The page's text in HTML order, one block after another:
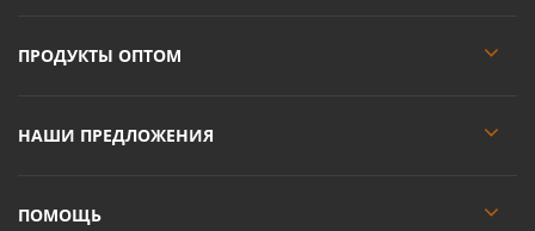
ПРОДУКТЫ ОПТОМ
НАШИ ПРЕДЛОЖЕНИЯ
ПОМОЩЬ